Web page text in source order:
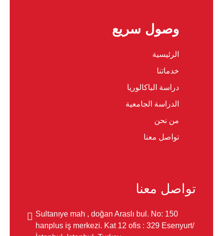
وصول سريع
الرئيسية
خدماتنا
دراسة الباكالوريا
الدراسة الجامعية
من نحن
تواصل معنا
تواصل معنا
Sultanıye mah , doğan Araslı bul. No: 150
hanplus iş merkezi. Kat 12 ofis : 329 Esenyurt/